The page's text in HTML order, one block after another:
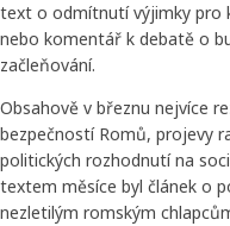
text o odmítnutí výjimky pro
nebo komentář k debatě o
začleňování.
Obsahově v březnu nejvíce
bezpečností Romů, projevy
politických rozhodnutí na
textem měsíce byl článek o
nezletilým romským